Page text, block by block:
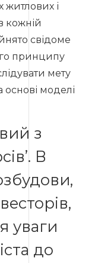
житлових і
кожній
свідоме
принципу
мету
основі моделі
з
В
уваги
до